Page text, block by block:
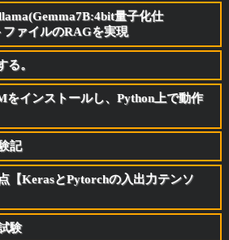
量子化仕
ァイルのRAGを実現
。
インストールし、Python上で動作
記
【KerasとPytorchの入出力テンソ
験